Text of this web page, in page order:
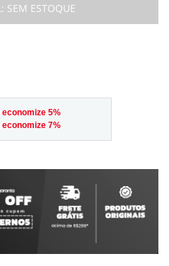
SEM ESTOQUE
economize 5%
economize 7%